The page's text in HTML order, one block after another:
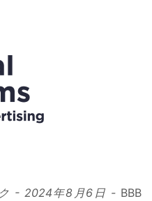
- 2024年8月6日 - BBB